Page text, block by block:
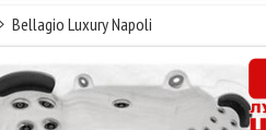
Bellagio Luxury Napoli